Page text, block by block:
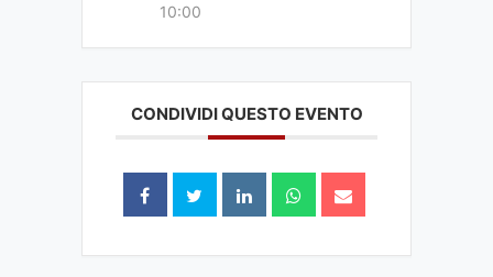
10:00
CONDIVIDI QUESTO EVENTO